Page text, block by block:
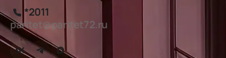
*2011
paritet@paritet72.ru